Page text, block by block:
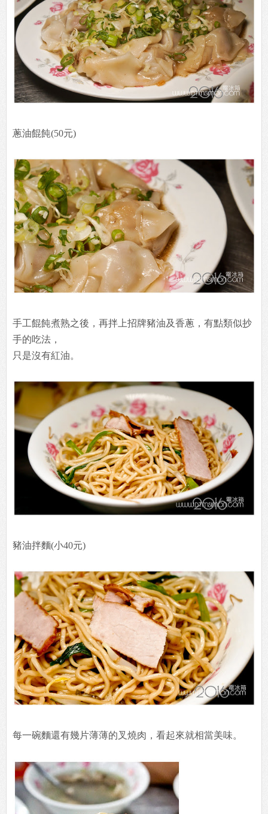
蔥油餛飩(50元)
手工餛飩煮熟之後，再拌上招牌豬油及香蔥，有點類似抄
手的吃法，
只是沒有紅油。
豬油拌麵(小40元)
每一碗麵還有幾片薄薄的叉燒肉，看起來就相當美味。